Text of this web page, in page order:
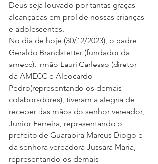
Deus seja louvado por tantas graças
alcançadas em prol de nossas crianças
e adolescentes.
No dia de hoje (30/12/2023), o padre
Geraldo Brandstetter (fundador da
amecc), irmão Lauri Carlesso (diretor
da AMECC e Aleocardo
Pedro(representando os demais
colaboradores), tiveram a alegria de
receber das mãos do senhor vereador,
Junior Ferreira, representando o
prefeito de Guarabira Marcus Diogo e
da senhora vereadora Jussara Maria,
representando os demais